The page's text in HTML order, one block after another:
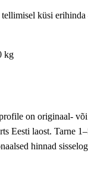
tellimisel küsi
kg
on originaal-
Eesti laost. Tarne
hinnad